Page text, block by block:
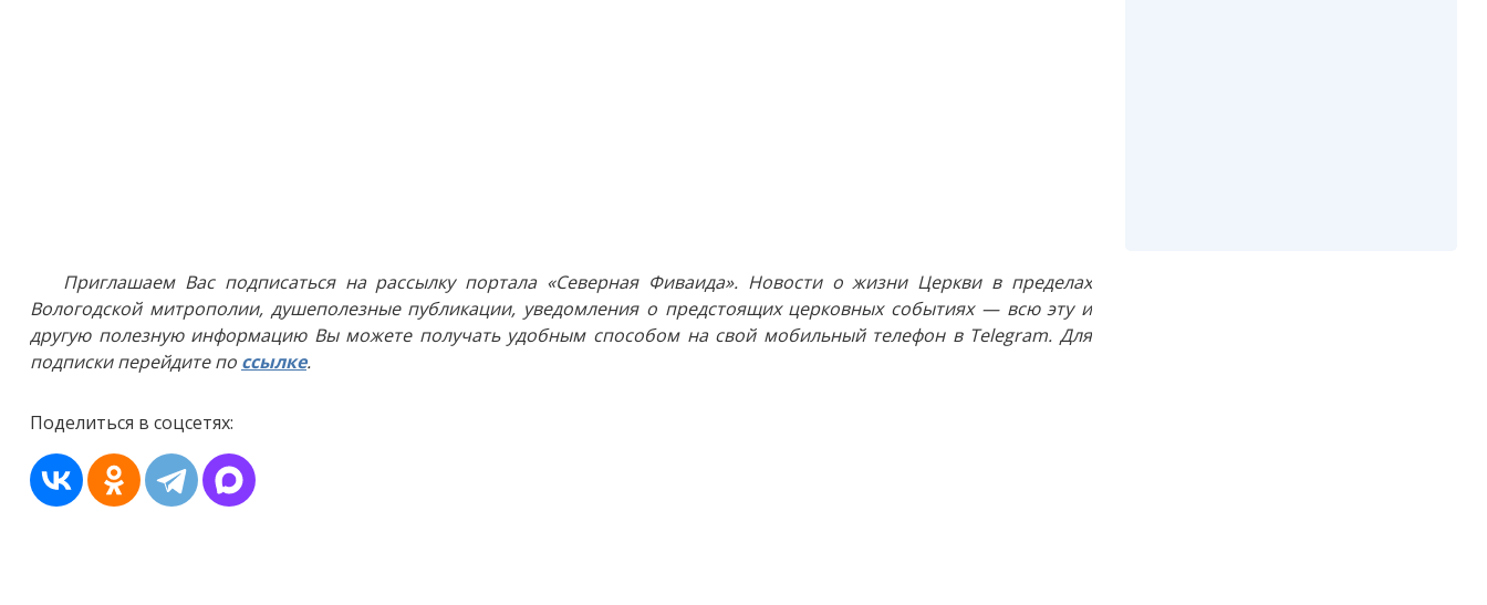
Приглашаем Вас подписаться на рассылку портала «Северная Фиваида». Новости о жизни Церкви в пределах
Вологодской митрополии, душеполезные публикации, уведомления о предстоящих церковных событиях — всю эту и
другую полезную информацию Вы можете получать удобным способом на свой мобильный телефон в Telegram. Для
подписки перейдите по ссылке.
Поделиться в соцсетях: